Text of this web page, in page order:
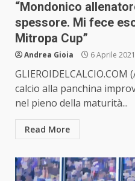
“Mondonico
spessore. Mi fece
Mitropa Cup”
Andrea Gioia 6 Aprile 2021
calcio alla panchina
nel pieno della maturità...
Read More